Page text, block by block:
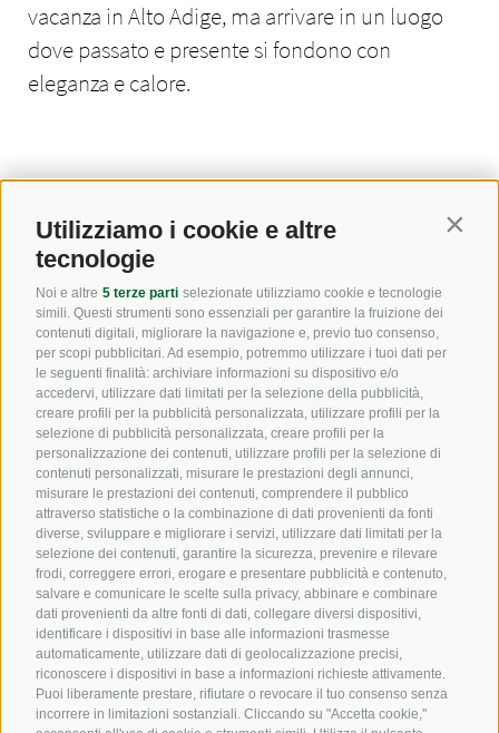
Utilizziamo i cookie e altre
tecnologie
Noi e altre 5 terze parti selezionate utilizziamo cookie e tecnologie
simili. Questi strumenti sono essenziali per garantire la fruizione dei
contenuti digitali, migliorare la navigazione e, previo tuo consenso,
per scopi pubblicitari. Ad esempio, potremmo utilizzare i tuoi dati per
le seguenti finalità: archiviare informazioni su dispositivo e/o
accedervi, utilizzare dati limitati per la selezione della pubblicità,
creare profili per la pubblicità personalizzata, utilizzare profili per la
selezione di pubblicità personalizzata, creare profili per la
personalizzazione dei contenuti, utilizzare profili per la selezione di
contenuti personalizzati, misurare le prestazioni degli annunci,
misurare le prestazioni dei contenuti, comprendere il pubblico
attraverso statistiche o la combinazione di dati provenienti da fonti
diverse, sviluppare e migliorare i servizi, utilizzare dati limitati per la
selezione dei contenuti, garantire la sicurezza, prevenire e rilevare
frodi, correggere errori, erogare e presentare pubblicità e contenuto,
salvare e comunicare le scelte sulla privacy, abbinare e combinare
dati provenienti da altre fonti di dati, collegare diversi dispositivi,
identificare i dispositivi in base alle informazioni trasmesse
automaticamente, utilizzare dati di geolocalizzazione precisi,
riconoscere i dispositivi in base a informazioni richieste attivamente.
Puoi liberamente prestare, rifiutare o revocare il tuo consenso senza
incorrere in limitazioni sostanziali. Cliccando su "Accetta cookie,"
vacanza in Alto Adige, ma arrivare in un luogo
dove passato e presente si fondono con
eleganza e calore.
Contattateci
Pensione Tauber
I-39042Albes/Bressanone
Alto Adige - Italia
+39 0472 679 229
info@pensiontauber.com